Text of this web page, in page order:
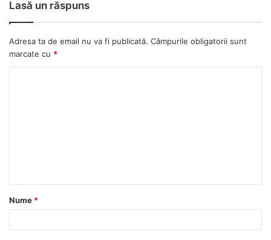
Lasă un răspuns
Adresa ta de email nu va fi publicată. Câmpurile obligatorii sunt
marcate cu *
a
r
Nume *